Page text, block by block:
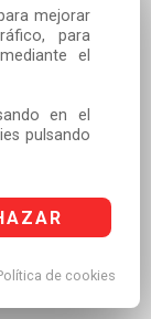
mejorar
para
el
en el
pulsando
de cookies